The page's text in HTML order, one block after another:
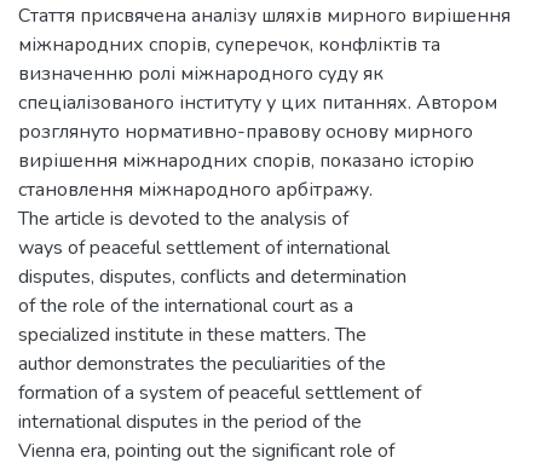
Стаття присвячена аналізу шляхів мирного вирішення
міжнародних спорів, суперечок, конфліктів та
визначенню ролі міжнародного суду як
спеціалізованого інституту у цих питаннях. Автором
розглянуто нормативно-правову основу мирного
вирішення міжнародних спорів, показано історію
становлення міжнародного арбітражу.
The article is devoted to the analysis of
ways of peaceful settlement of international
disputes, disputes, conflicts and determination
of the role of the international court as a
specialized institute in these matters. The
author demonstrates the peculiarities of the
formation of a system of peaceful settlement of
international disputes in the period of the
Vienna era, pointing out the significant role of